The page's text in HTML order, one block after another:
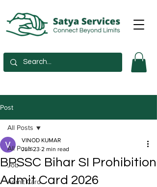
Post
All Posts
Job
Admit Card
All Posts
BPSSC Bihar SI Prohibition
Admit Card 2026
VINOD KUMAR
Jun 23 2 min read